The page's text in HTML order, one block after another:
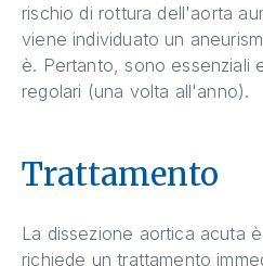
rischio di rottura dell'aorta
viene individuato un
è. Pertanto, sono essenziali
regolari (una volta all'anno).
Trattamento
La dissezione aortica acuta
richiede un trattamento